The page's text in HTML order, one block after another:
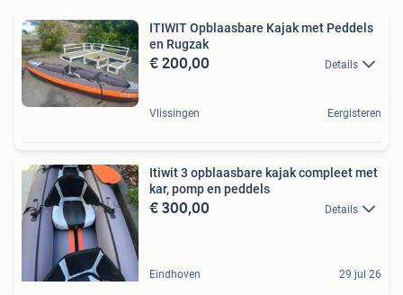
ITIWIT Opblaasbare Kajak met Peddels
en Rugzak
€ 200,00 Details
Vlissingen Eergisteren
Itiwit 3 opblaasbare kajak compleet met
kar, pomp en peddels
€ 300,00 Details
Eindhoven 29 jul 26